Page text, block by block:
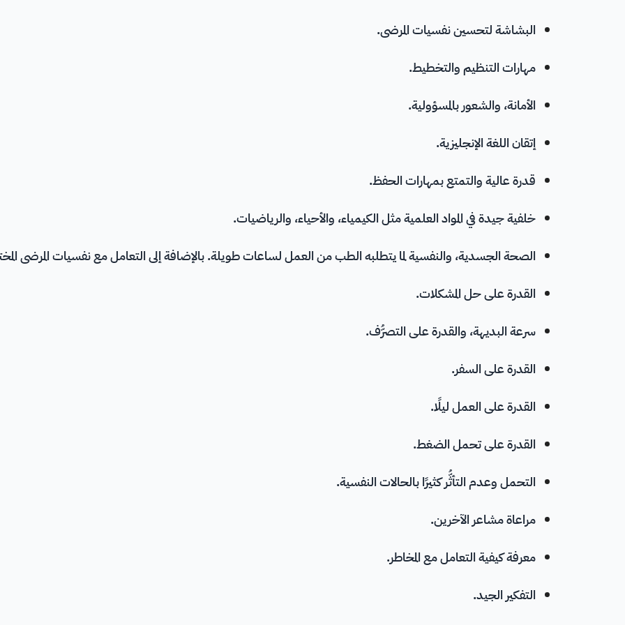
البشاشة لتحسين نفسيات المرضى.
مهارات التنظيموالتخطيط.
الأمانة، والشعور بالمسؤولية.
إتقان اللغة الإنجليزية.
قدرة عالية والتمتع بمهارات الحفظ.
خلفية جيدة في المواد العلمية مثلالكيمياء، والأحياء، والرياضيات.
الصحة الجسدية، والنفسية لما يتطلبه الطب من العمل لساعات طويلة. بالإضافة إلى التعامل مع نفسيات المرضى
القدرة علىحل المشكلات.
سرعة البديهة، والقدرة على التصرُّف.
القدرة على السفر.
القدرة على العمل ليلًا.
القدرة علىتحمل الضغط.
التحمل وعدم التأثُّر كثيرًا بالحالات النفسية.
مراعاة مشاعر الآخرين.
معرفة كيفية التعامل مع المخاطر.
التفكير الجيد.